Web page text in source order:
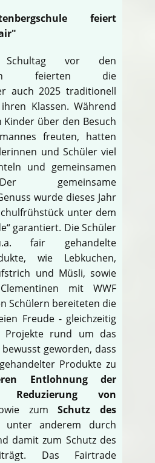
feiert
vor den
feierten die
auch 2025 traditionell
Klassen. Während
über den Besuch
freuten, hatten
und Schüler viel
und gemeinsamen
gemeinsame
wurde dieses Jahr
unter dem
garantiert. Die Schüler
fair gehandelte
wie Lebkuchen,
und Müsli, sowie
mit WWF
Schülern bereiteten die
Freude - gleichzeitig
rund um das
geworden, dass
Produkte zu
Entlohnung der
Reduzierung von
zumSchutz des
unter anderem durch
damit zum Schutz des
Das Fairtrade